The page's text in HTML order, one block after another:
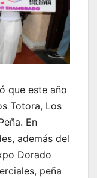
que este año
Totora, Los
En
además del
Dorado
peña